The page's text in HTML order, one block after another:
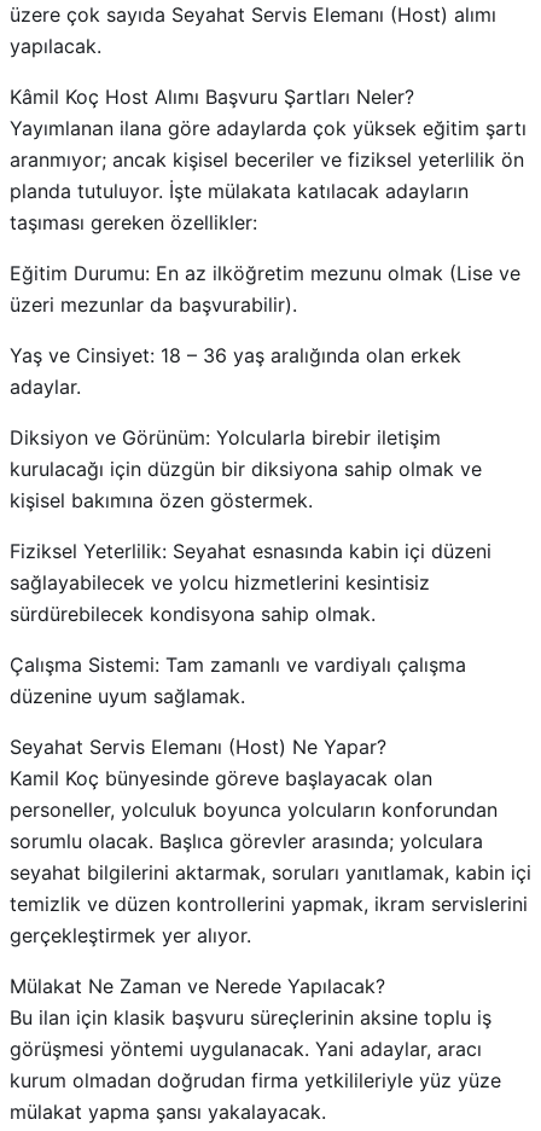
üzere çok sayıda Seyahat Servis Elemanı (Host) alımı
yapılacak.
Kâmil Koç Host Alımı Başvuru Şartları Neler?
Yayımlanan ilana göre adaylarda çok yüksek eğitim şartı
aranmıyor; ancak kişisel beceriler ve fiziksel yeterlilik ön
planda tutuluyor. İşte mülakata katılacak adayların
taşıması gereken özellikler:
Eğitim Durumu: En az ilköğretim mezunu olmak (Lise ve
üzeri mezunlar da başvurabilir).
Yaş ve Cinsiyet: 18 – 36 yaş aralığında olan erkek
adaylar.
Diksiyon ve Görünüm: Yolcularla birebir iletişim
kurulacağı için düzgün bir diksiyona sahip olmak ve
kişisel bakımına özen göstermek.
Fiziksel Yeterlilik: Seyahat esnasında kabin içi düzeni
sağlayabilecek ve yolcu hizmetlerini kesintisiz
sürdürebilecek kondisyona sahip olmak.
Çalışma Sistemi: Tam zamanlı ve vardiyalı çalışma
düzenine uyum sağlamak.
Seyahat Servis Elemanı (Host) Ne Yapar?
Kamil Koç bünyesinde göreve başlayacak olan
personeller, yolculuk boyunca yolcuların konforundan
sorumlu olacak. Başlıca görevler arasında; yolculara
seyahat bilgilerini aktarmak, soruları yanıtlamak, kabin içi
temizlik ve düzen kontrollerini yapmak, ikram servislerini
gerçekleştirmek yer alıyor.
Mülakat Ne Zaman ve Nerede Yapılacak?
Bu ilan için klasik başvuru süreçlerinin aksine toplu iş
görüşmesi yöntemi uygulanacak. Yani adaylar, aracı
kurum olmadan doğrudan firma yetkilileriyle yüz yüze
mülakat yapma şansı yakalayacak.